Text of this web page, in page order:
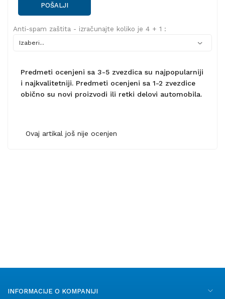
POŠALJI
Anti-spam zaštita - izračunajte koliko je 4 + 1 :
Predmeti ocenjeni sa 3-5 zvezdica su najpopularniji
i najkvalitetniji. Predmeti ocenjeni sa 1-2 zvezdice
obično su novi proizvodi ili retki delovi automobila.
Ovaj artikal još nije ocenjen
INFORMACIJE O KOMPANIJI